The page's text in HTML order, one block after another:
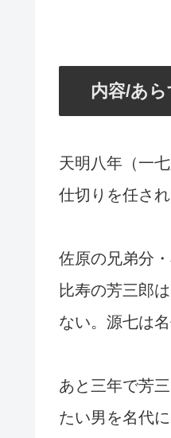
内容/あ
天明八年（一
仕切りを任さ
佐原の兄弟分
比寿の芳三郎
ない。源七は
あと三年で芳
たい男を名代